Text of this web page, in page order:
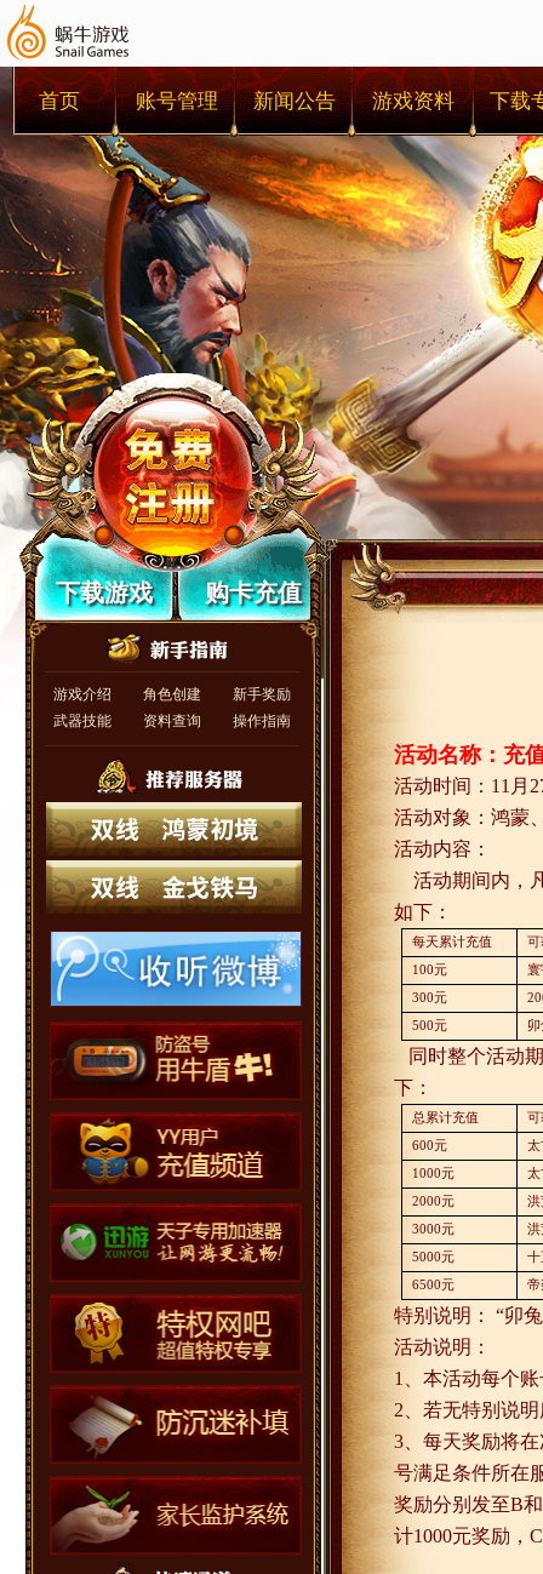
首页 账号管理 新闻公告 游戏资料 下载
下载游戏 购卡充值
游戏介绍 角色创建
新手奖励
武器技能
资料查询 操作指南
活动名称：充
活动时间： 11 月
活动对象：鸿蒙
活动内容：
活动期间内，
如下：
每天累计充值 可
100元
300元
500元
同时整个活动
下：
总累计充值 可
600元 太
1000元 太
2000元 洪
3000元 洪
5000元 十
6500元 帝
特别说明： “卯
活动说明：
1
、本活动每个
2 、若无特别说
3 、每天奖励将
号满足条件所在
奖励分别发至B和
计1000元奖励， C